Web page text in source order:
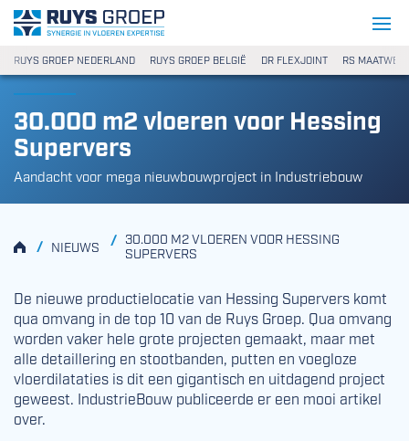
Ga naar content
Ruys Groep
RUYS GROEP NEDERLAND RUYS GROEP BELGIË DR FLEXJOINT RS
30.000 m2 vloeren voor Hessing
Supervers
Aandacht voor mega nieuwbouwproject in Industriebouw
HOMENIEUWS
/
30.000 M2 VLOEREN VOOR HESSING
SUPERVERS
/
De nieuwe productielocatie van Hessing Supervers komt
qua omvang in de top 10 van de Ruys Groep. Qua omvang
worden vaker hele grote projecten gemaakt, maar met
alle detaillering en stootbanden, putten en voegloze
vloerdilataties is dit een gigantisch en uitdagend project
geweest. IndustrieBouw publiceerde er een mooi artikel
over.